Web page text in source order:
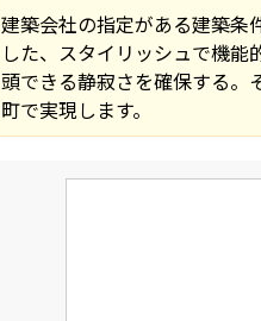
建築会社の指定がある建築条
した、スタイリッシュで機
頭できる静寂さを確保する。
町で実現します。